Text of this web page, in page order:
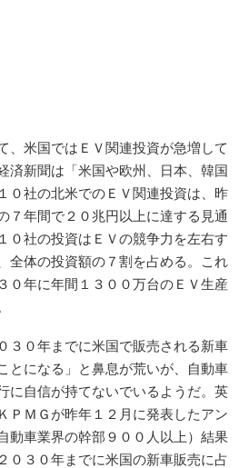
、米国ではＥＶ関連投資が急増して
済新聞は「米国や欧州、日本、韓国
０社の北米でのＥＶ関連投資は、昨
７年間で２０兆円以上に達する見通
０社の投資はＥＶの競争力を左右す
全体の投資額の７割を占める。これ
０年に年間１３００万台のＥＶ生産
３０年までに米国で販売される新車
とになる」と鼻息が荒いが、自動車
に自信が持てないでいるようだ。英
ＰＭＧが昨年１２月に発表したアン
動車業界の幹部９００人以上）結果
０３０年までに米国の新車販売に占